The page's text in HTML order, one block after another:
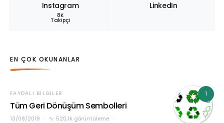
Instagram
8K
Takipçi
LinkedIn
EN ÇOK OKUNANLAR
1
FAYDALI BILGILER
Tüm Geri Dönüşüm Sembolleri
13/08/2018
520,1K görüntüleme